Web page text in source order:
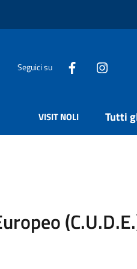
Seguici su
VISIT NOLI Tutti